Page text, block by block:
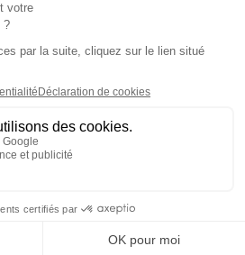
l'application
: ©Sud Radio / Pierre Olivier
12H00 - 13H00
Parlons immo